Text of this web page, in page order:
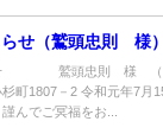
らせ（鷲頭忠則 様
せ 鷲頭忠則 様 （
町1807－2 令和元年7月
んでご冥福をお...